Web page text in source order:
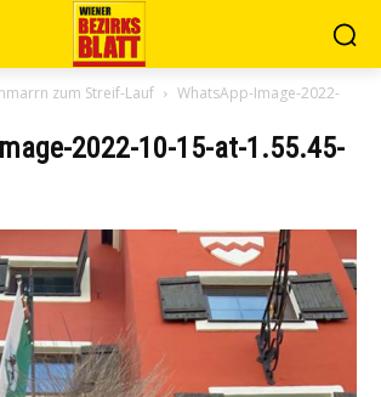
zum Streif-Lauf
WhatsApp-Image-2022-
2022-10-15-at-1.55.45-